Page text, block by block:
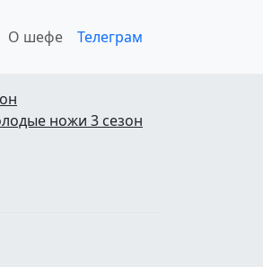
О шефе Телеграм
ножи 3 сезон